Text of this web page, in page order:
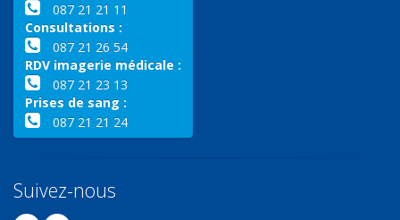
087 21 21 11
Consultations :
087 21 26 54
RDV imagerie médicale :
087 21 23 13
Prises de sang :
087 21 21 24
Suivez-nous